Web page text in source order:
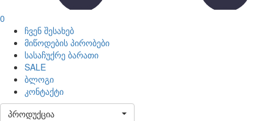
0
ჩვენ შესახებ
მიწოდების პირობები
სასაჩუქრე ბარათი
SALE
ბლოგი
კონტაქტი
პროდუქცია